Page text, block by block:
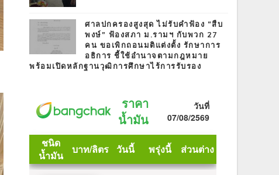
ศาลปกครองสูงสุด ไม่รับคำฟ้อง “สืบ
พงษ์” ฟ้องสภา ม.รามฯ กับพวก 27
คน ขอเพิกถอนมติแต่งตั้ง รักษาการ
อธิการ ชี้ใช้อำนาจตามกฎหมาย
พร้อมเปิดหลักฐานวุฒิการศึกษาไร้การรับรอง